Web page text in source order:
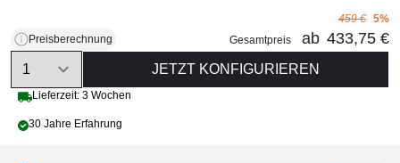
Preisberechnung
459 € 5%
Gesamtpreis
ab 433,75 €
Quantity
JETZT KONFIGURIEREN
Lieferzeit: 3 Wochen
30 Jahre Erfahrung